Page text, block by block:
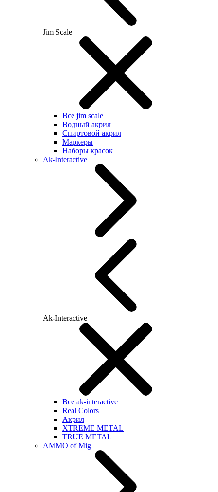
Jim Scale
Все jim scale
Водный акрил
Спиртовой акрил
Маркеры
Наборы красок
Ak-Interactive
Ak-Interactive
Все ak-interactive
Real Colors
Акрил
XTREME METAL
TRUE METAL
AMMO of Mig